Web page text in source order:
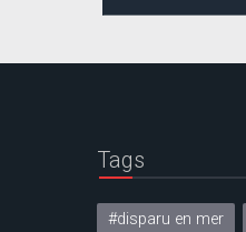
Tags
#disparu en mer